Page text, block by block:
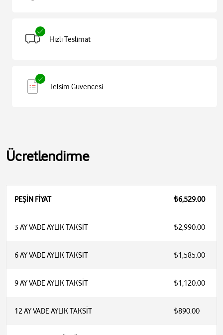
Hızlı Teslimat
Telsim Güvencesi
Ücretlendirme
PEŞİN FİYAT ₺6,529.00
3 AY VADE AYLIK TAKSİT ₺2,990.00
6 AY VADE AYLIK TAKSİT ₺1,585.00
9 AY VADE AYLIK TAKSİT ₺1,120.00
12 AY VADE AYLIK TAKSİT ₺890.00